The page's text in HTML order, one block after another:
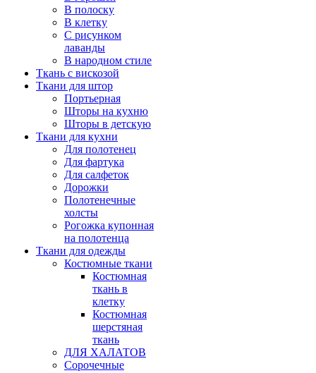
В полоску
В клетку
С рисунком
лаванды
В народном стиле
Ткань с вискозой
Ткани для штор
Портьерная
Шторы на кухню
Шторы в детскую
Ткани для кухни
Для полотенец
Для фартука
Для салфеток
Дорожки
Полотенечные
холсты
Рогожка купонная
на полотенца
Ткани для одежды
Костюмные ткани
Костюмная
ткань в
клетку
Костюмная
шерстяная
ткань
ДЛЯ ХАЛАТОВ
Сорочечные